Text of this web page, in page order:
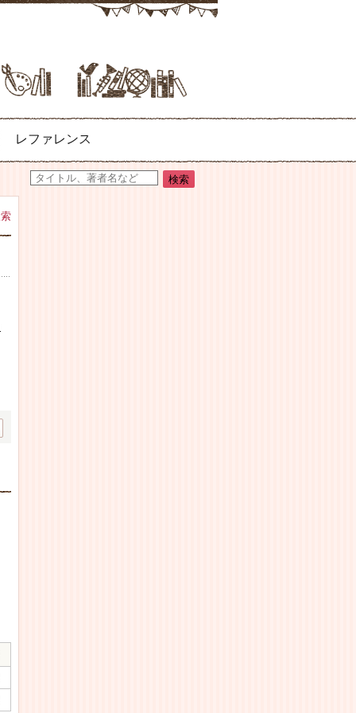
レファレンス